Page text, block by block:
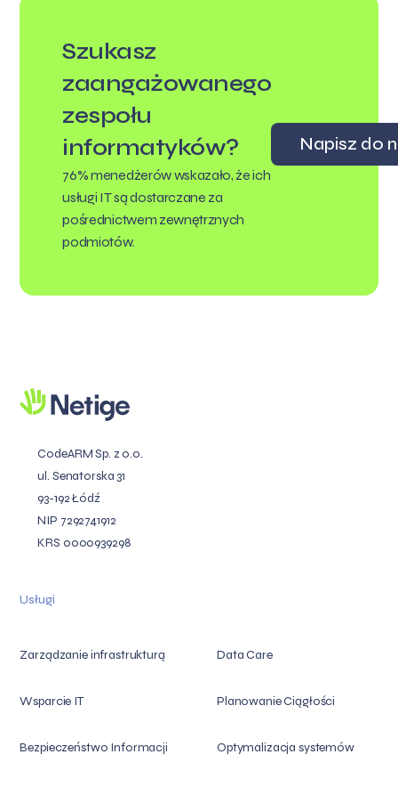
Szukasz
zaangażowanego
zespołu
informatyków?
76% menedżerów wskazało, że ich
usługi IT są dostarczane za
pośrednictwem zewnętrznych
podmiotów.
Napisz do
CodeARM Sp. z o.o.
ul. Senatorska 31
93-192 Łódź
NIP 7292741912
KRS 0000939298
Usługi
Zarządzanie infrastrukturą
Wsparcie IT
Bezpieczeństwo Informacji
Data Care
Planowanie Ciągłości
Optymalizacja systemów